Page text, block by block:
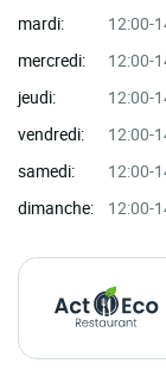
mardi:
12:00-
mercredi:
12:00-
jeudi:
12:00-
vendredi:
12:00-
samedi:
12:00-
dimanche:
12:00-